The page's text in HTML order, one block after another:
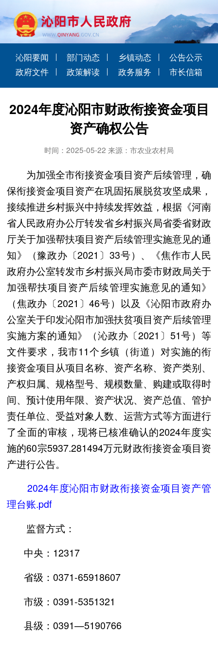
沁阳要闻 部门动态 乡镇动态
公告公示
政府文件
政策解读 政务服务 市长信箱
2024年度沁阳市财政衔接资金项目
资产确权公告
时间：2025-05-22 来源：市农业农村局
为加强全市衔接资金项目资产后续管理，确
保衔接资金项目资产在巩固拓展脱贫攻坚成果，
接续推进乡村振兴中持续发挥效益，根据《河南
省人民政府办公厅转发省乡村振兴局省委省财政
厅关于加强帮扶项目资产后续管理实施意见的通
知》（豫政办〔2021〕33号）、《焦作市人民
政府办公室转发市乡村振兴局市委市财政局关于
加强帮扶项目资产后续管理实施意见的通知》
（焦政办〔2021〕46号）以及《沁阳市政府办
公室关于印发沁阳市加强扶贫项目资产后续管理
实施方案的通知》（沁政办〔2021〕51号）等
文件要求，我市11个乡镇（街道）对实施的衔
接资金项目从项目名称、资产名称、资产类别、
产权归属、规格型号、规模数量、购建或取得时
间、预计使用年限、资产状况、资产总值、管护
责任单位、受益对象人数、运营方式等方面进行
了全面的审核，现将已核准确认的2024年度实
施的60宗5937.281494万元财政衔接资金项目资
产进行公告。
2024年度沁阳市财政衔接资金项目资产管
理台账.pdf
监督方式：
中央：12317
省级：0371-65918607
市级：0391-5351321
县级：0391—5190766